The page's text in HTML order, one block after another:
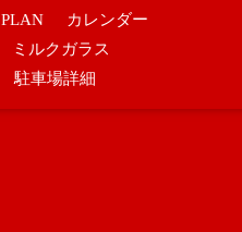
カレンダー
ミルクガラス
駐車場詳細